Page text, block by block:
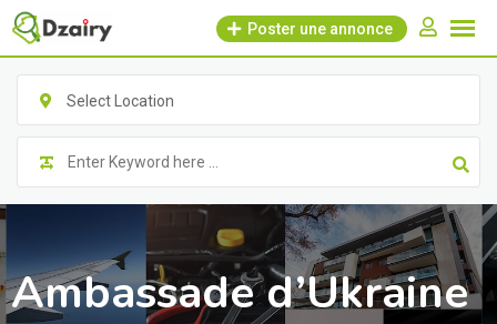
Skip
content
Poster une annonce
Select Location
Ambassade d’Ukraine